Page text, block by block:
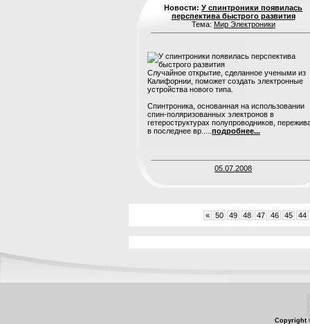
Новости:У спинтроники появилась
перспектива быстрого развития
Тема: Мир Электроники
Случайное открытие, сделанное учеными из
Калифорнии, поможет создать электронные
устройства нового типа.
Спинтроника, основанная на использовании
спин-поляризованных электронов в
гетероструктурах полупроводников,
в последнее вр..... подробнее...
05.07.2008
« 50 49 48 47 46 45 44
Copyright